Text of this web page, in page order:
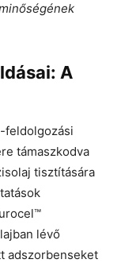
A
feldolgozási
támaszkodva
tisztítására
lévő
adszorbenseket